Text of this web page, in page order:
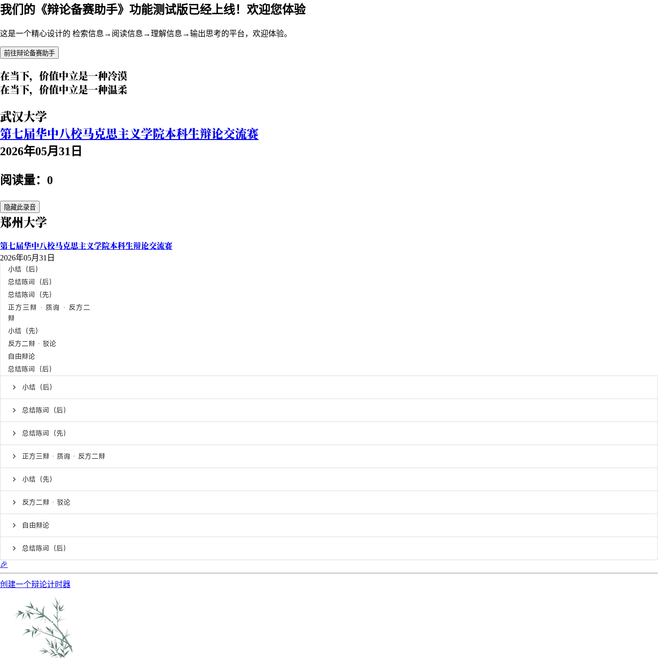
我们的《辩论备赛助手》功能测试版已经上线！欢迎您体验
这是一个精心设计的 检索信息→阅读信息→理解信息→输出思考的平台，欢迎体验。
前往辩论备赛助手
在当下，价值中立是一种冷漠
在当下，价值中立是一种温柔
武汉大学
第七届华中八校马克思主义学院本科生辩论交流赛
2026年05月31日
阅读量：0
隐藏此录音
郑州大学
第七届华中八校马克思主义学院本科生辩论交流赛
2026年05月31日
小结（后）
总结陈词（后）
总结陈词（先）
正方三辩 · 质询 · 反方二
辩
小结（先）
反方二辩 · 驳论
自由辩论
总结陈词（后）
小结（后）
总结陈词（后）
总结陈词（先）
正方三辩 · 质询 · 反方二辩
小结（先）
反方二辩 · 驳论
自由辩论
总结陈词（后）
🎉
创建一个辩论计时器